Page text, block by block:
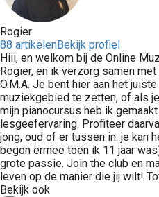
Rogier
88 artikelenBekijk profiel
Hiii, en welkom bij de Online
Rogier, en ik verzorg samen
O.M.A. Je bent hier aan het
muziekgebied te zetten, of als
mijn pianocursus heb ik
lesgeefervaring. Profiteer
jong, oud of er tussen in: je kan
begon ermee toen ik 11 jaar
grote passie. Join the club en
leven op de manier die jij wilt!
Bekijk ook